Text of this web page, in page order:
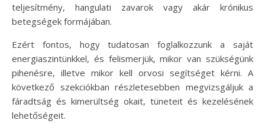
teljesítmény, hangulati zavarok vagy akár krónikus
betegségek formájában.
Ezért fontos, hogy tudatosan foglalkozzunk a saját
energiaszintünkkel, és felismerjük, mikor van szükségünk
pihenésre, illetve mikor kell orvosi segítséget kérni. A
következő szekciókban részletesebben megvizsgáljuk a
fáradtság és kimerültség okait, tüneteit és kezelésének
lehetőségeit.